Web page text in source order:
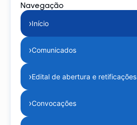
Navegação
›Início
›Comunicados
›Edital de abertura e retificações
›Convocações